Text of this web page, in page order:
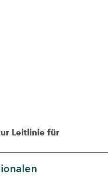
Leitlinie für